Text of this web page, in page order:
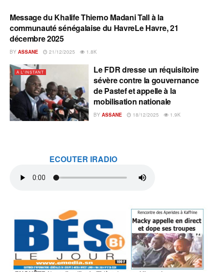
A L'INSTANT
Message du Khalife Thierno Madani Tall à la
communauté sénégalaise du HavreLe Havre, 21
décembre 2025
BY ASSANE 21/12/2025 1.8K
A L'INSTANT
Le FDR dresse un réquisitoire
sévère contre la gouvernance
de Pastef et appelle à la
mobilisation nationale
BY ASSANE 18/12/2025 1.9K
ECOUTER IRADIO